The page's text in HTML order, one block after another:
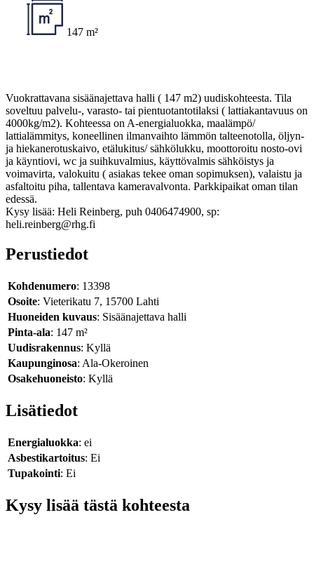
147 m²
Vuokrattavana sisäänajettava halli ( 147 m2) uudiskohteesta. Tila
soveltuu palvelu-, varasto- tai pientuotantotilaksi ( lattiakantavuus on
4000kg/m2). Kohteessa on A-energialuokka, maalämpö/
lattialämmitys, koneellinen ilmanvaihto lämmön talteenotolla, öljyn-
ja hiekanerotuskaivo, etälukitus/ sähkölukku, moottoroitu nosto-ovi
ja käyntiovi, wc ja suihkuvalmius, käyttövalmis sähköistys ja
voimavirta, valokuitu ( asiakas tekee oman sopimuksen), valaistu ja
asfaltoitu piha, tallentava kameravalvonta. Parkkipaikat oman tilan
edessä.
Kysy lisää: Heli Reinberg, puh 0406474900, sp:
heli.reinberg@rhg.fi
Perustiedot
Kohdenumero: 13398
Osoite: Vieterikatu 7, 15700 Lahti
Huoneiden kuvaus: Sisäänajettava halli
Pinta-ala: 147 m²
Uudisrakennus: Kyllä
Kaupunginosa: Ala-Okeroinen
Osakehuoneisto: Kyllä
Lisätiedot
Energialuokka: ei
Asbestikartoitus: Ei
Tupakointi: Ei
Kysy lisää tästä kohteesta